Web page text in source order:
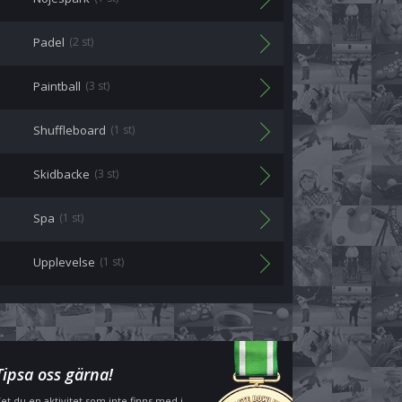
Padel (2 st)
Paintball (3 st)
Shuffleboard (1 st)
Skidbacke (3 st)
Spa (1 st)
Upplevelse (1 st)
oss gärna!